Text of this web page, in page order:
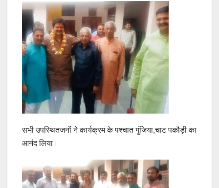
सभी उपस्थितजनों ने कार्यक्रम के पश्चात गुंजिया,चाट पकौड़ी का
आनंद लिया।